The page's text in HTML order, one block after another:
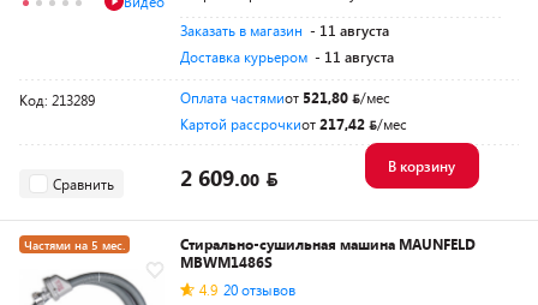
Заказать в магазин - 11 августа
Доставка курьером - 11 августа
Код: 213289 Оплата частямиот 521,80
/мес
Картой рассрочкиот217,42 /мес
Сравнить 2 609.00
В корзину
Частями на 5 мес.
Стирально-сушильная машина MAUNFELD
MBWM1486S
4.9 20 отзывов